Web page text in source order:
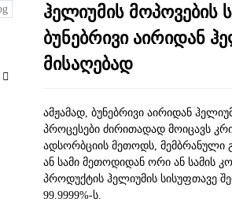
Loading...
Loading...
ჰელიუმის მოპოვების
ბუნებრივი აირიდან
მისაღებად
ამჟამად, ბუნებრივი აირიდან
პროცესები ძირითადად მოიცავს
ადსორბციის მეთოდს, მემბრანული
ან სამი მეთოდიდან ორი ან სამის
პროდუქტის ჰელიუმის სისუფთავე
99.9999%-ს.